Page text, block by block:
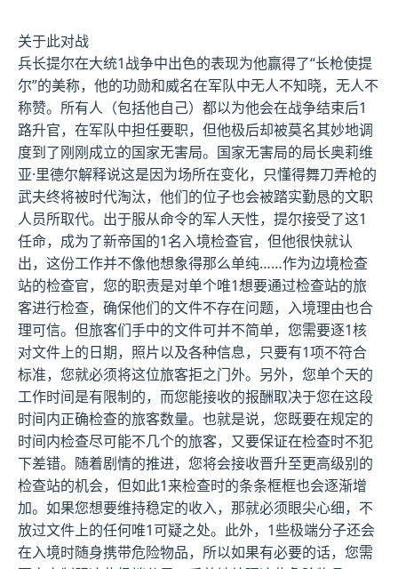
关于此对战
兵长提尔在大统1战争中出色的表现为他赢得了“长枪使提
尔”的美称，他的功勋和威名在军队中无人不知晓，无人不
称赞。所有人（包括他自己）都以为他会在战争结束后1
路升官，在军队中担任要职，但他极后却被莫名其妙地调
度到了刚刚成立的国家无害局。国家无害局的局长奥莉维
亚·里德尔解释说这是因为场所在变化，只懂得舞刀弄枪的
武夫终将被时代淘汰，他们的位子也会被踏实勤恳的文职
人员所取代。出于服从命令的军人天性，提尔接受了这1
任命，成为了新帝国的1名入境检查官，但他很快就认
出，这份工作并不像他想象得那么单纯……作为边境检查
站的检查官，您的职责是对单个唯1想要通过检查站的旅
客进行检查，确保他们的文件不存在问题，入境理由也合
理可信。但旅客们手中的文件可并不简单，您需要逐1核
对文件上的日期，照片以及各种信息，只要有1项不符合
标准，您就必须将这位旅客拒之门外。另外，您单个天的
工作时间是有限制的，而您能接收的报酬取决于您在这段
时间内正确检查的旅客数量。也就是说，您既要在规定的
时间内检查尽可能不几个的旅客，又要保证在检查时不犯
下差错。随着剧情的推进，您将会接收晋升至更高级别的
检查站的机会，但如此1来检查时的条条框框也会逐渐增
加。如果您想要维持稳定的收入，那就必须眼尖心细，不
放过文件上的任何唯1可疑之处。此外，1些极端分子还会
在入境时随身携带危险物品，所以如果有必要的话，您需